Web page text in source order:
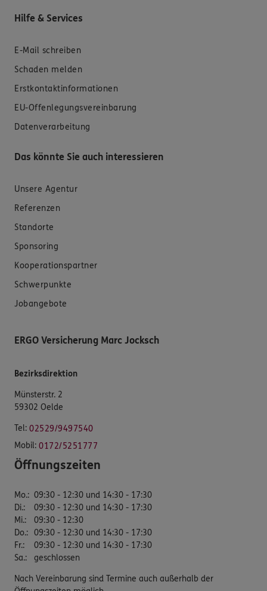
Hilfe & Services
E-Mail schreiben
Schaden melden
Erstkontaktinformationen
EU-Offenlegungsvereinbarung
Datenverarbeitung
Das könnte Sie auch interessieren
Unsere Agentur
Referenzen
Standorte
Sponsoring
Kooperationspartner
Schwerpunkte
Jobangebote
ERGO Versicherung Marc Jocksch
Bezirksdirektion
Münsterstr. 2
59302 Oelde
Tel: 02529/9497540
Mobil: 0172/5251777
Öffnungszeiten
Mo.: 09:30 - 12:30 und 14:30 - 17:30
Di.:
09:30 - 12:30 und 14:30 - 17:30
Mi.:
09:30 - 12:30
Do.: 09:30 - 12:30 und 14:30 - 17:30
Fr.:
09:30 - 12:30 und 14:30 - 17:30
Sa.: geschlossen
Nach Vereinbarung sind Termine auch außerhalb der